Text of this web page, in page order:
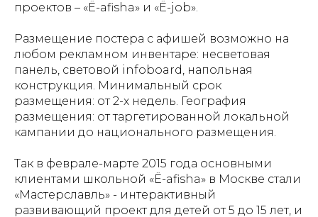
проектов – «Ё-afisha» и «Ё-job».
Размещение постера с афишей возможно на
любом рекламном инвентаре: несветовая
панель, световой infoboard, напольная
конструкция. Минимальный срок
размещения: от 2-х недель. География
размещения: от таргетированной локальной
кампании до национального размещения.
Так в феврале-марте 2015 года основными
клиентами школьной «Ё-afisha» в Москве стали
«Мастерславль» - интерактивный
развивающий проект для детей от 5 до 15 лет, и